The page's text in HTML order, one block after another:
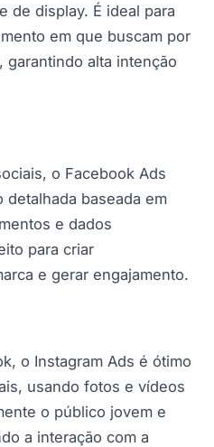
de display. É ideal para
em que buscam por
alta intenção
o Facebook Ads
baseada em
e dados
para criar
e gerar engajamento.
o Instagram Ads é ótimo
usando fotos e vídeos
o público jovem e
a interação com a